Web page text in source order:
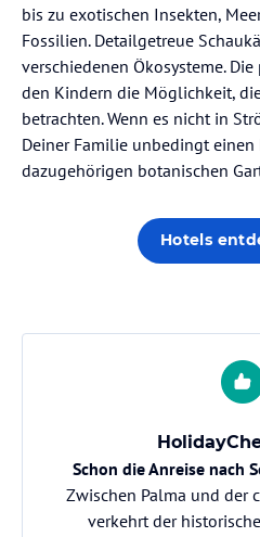
bis zu exotischen Insekten,
Fossilien. Detailgetreue
verschiedenen Ökosysteme.
den Kindern die Möglichkeit,
betrachten. Wenn es nicht in
Deiner Familie unbedingt
dazugehörigen botanischen
Hotels
Schon die Anreise nach
Zwischen Palma und der
verkehrt der